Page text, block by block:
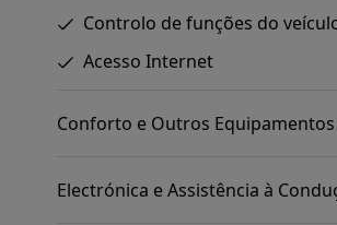
Controlo de funções do
Acesso Internet
Conforto e Outros Equipamentos
Electrónica e Assistência à